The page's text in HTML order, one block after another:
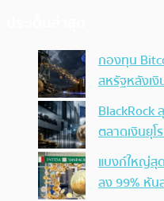
กองทุน
สหรัฐหลังเ
BlackRock
ตลาดเงินยุ
แบงก์ใหญ่สุ
ลง 99% หัน